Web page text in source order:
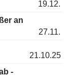
19.12.
an
27.11.
21.10.25
-